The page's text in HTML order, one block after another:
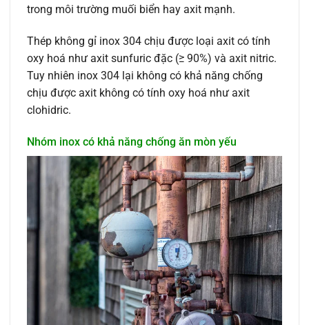
trong môi trường muối biển hay axit mạnh.
Thép không gỉ inox 304 chịu được loại axit có tính
oxy hoá như axit sunfuric đặc (≥ 90%) và axit nitric.
Tuy nhiên inox 304 lại không có khả năng chống
chịu được axit không có tính oxy hoá như axit
clohidric.
Nhóm inox có khả năng chống ăn mòn yếu